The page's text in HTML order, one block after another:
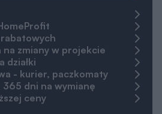
na zmiany w projekcie
działki
- kurier, paczkomaty
dni na wymianę
ceny